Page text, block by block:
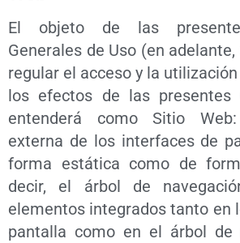
El objeto de las
Generales de Uso (en
regular el acceso y la
los efectos de las presentes
entenderá como Sitio
externa de los interfaces de
forma estática como de
decir, el árbol de
elementos integrados tanto en
pantalla como en el árbol de